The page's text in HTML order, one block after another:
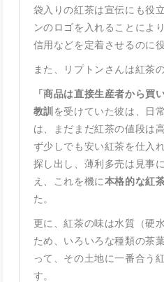
袋入りの紅茶は宣伝にも役
ンのロゴを入れることによ
信用などを定着させるのに
また、リプトンさんは紅茶
「商品は直接生産者から買
教訓 を受けていた彼は、日
は、まだまだ紅茶の値段は
ず少しでも安い紅茶を仕入
探し出し、薄利多売は見事
え、これを機に本格的な紅
た。
更に、紅茶の味は水質（硬
ため、いろいろな種類の茶
って、その土地に一番合う
す。